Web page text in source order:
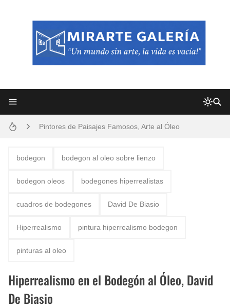
bodegon bodegon al oleo sobre lienzo
bodegon oleos bodegones hiperrealistas
cuadros de bodegones David De Biasio
Hiperrealismo pintura hiperrealismo bodegon
pinturas al oleo
Hiperrealismo en el Bodegón al Óleo, David
De Biasio